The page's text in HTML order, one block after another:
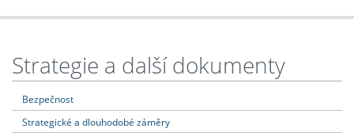
Strategie a další dokumenty
Bezpečnost
Strategické a dlouhodobé záměry